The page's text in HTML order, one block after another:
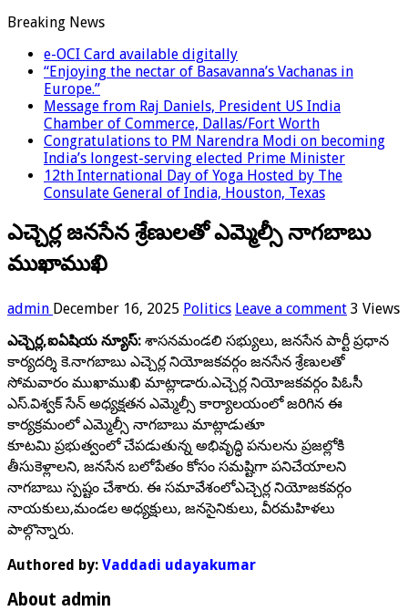
Breaking News
e-OCI Card available digitally
“Enjoying the nectar of Basavanna’s Vachanas in
Europe.”
Message from Raj Daniels, President US India
Chamber of Commerce, Dallas/Fort Worth
Congratulations to PM Narendra Modi on becoming
India’s longest-serving elected Prime Minister
12th International Day of Yoga Hosted by The
Consulate General of India, Houston, Texas
ఎచ్చెర్ల జనసేన శ్రేణులతో ఎమ్మెల్సీ నాగబాబు
ముఖాముఖి
admin December 16, 2025 Politics Leave a comment 3 Views
ఎచ్చెర్ల,ఐఏషియ న్యూస్: శాసనమండలి సభ్యులు, జనసేన పార్టీ ప్రధాన
కార్యదర్శి కె.నాగబాబు ఎచ్చెర్ల నియోజకవర్గం జనసేన శ్రేణులతో
సోమవారం ముఖాముఖి మాట్లాడారు.ఎచ్చెర్ల నియోజకవర్గం పిఓసీ
ఎస్.విశ్వక్ సేన్ అధ్యక్షతన ఎమ్మెల్సీ కార్యాలయంలో జరిగిన ఈ
కార్యక్రమంలో ఎమ్మెల్సీ నాగబాబు మాట్లాడుతూ
కూటమి ప్రభుత్వంలో చేపడుతున్న అభివృద్ధి పనులను ప్రజల్లోకి
తీసుకెళ్లాలని, జనసేన బలోపేతం కోసం సమష్టిగా పనిచేయాలని
నాగబాబు స్పష్టం చేశారు. ఈ సమావేశంలోఎచ్చెర్ల నియోజకవర్గం
నాయకులు,మండల అధ్యక్షులు, జనసైనికులు, వీరమహిళలు
పాల్గొన్నారు.
Authored by: Vaddadi udayakumar
About admin